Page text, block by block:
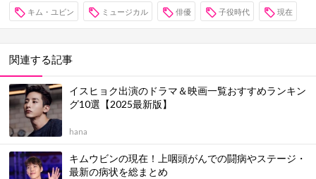
キム・ユビン ミュージカル 俳優 子役時代 現在
関連する記事
イスヒョク出演のドラマ＆映画一覧おすすめランキン
グ10選【2025最新版】
hana
キムウビンの現在！上咽頭がんでの闘病やステージ・
最新の病状を総まとめ